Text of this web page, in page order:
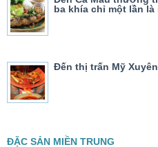
ba khía chỉ một lần là
Đến thị trấn Mỹ
ĐẶC SẢN MIỀN TRUNG